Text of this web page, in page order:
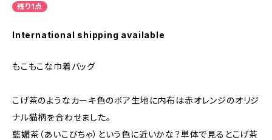
残り1点
International shipping available
もこもこな巾着バッグ
こげ茶のようなカーキ色のボア生地に内布は赤オレンジのオリジ
ナル猫柄を合わせました。
藍媚茶（あいこびちゃ）という色に近いかな？単体で見るとこげ茶